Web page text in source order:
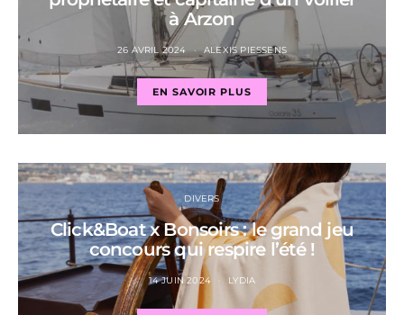
à Arzon
26 AVRIL 2024 ALEXIS PIESSENS
EN SAVOIR PLUS
DIVERS
Click&Boat x Bonsoirs : le grand jeu
concours qui respire l’été !
14 JUIN 2024 LYDIA